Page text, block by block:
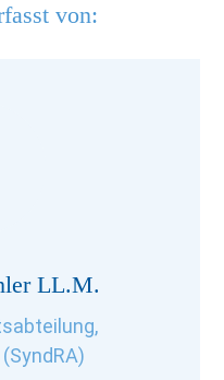
von:
LL.M.